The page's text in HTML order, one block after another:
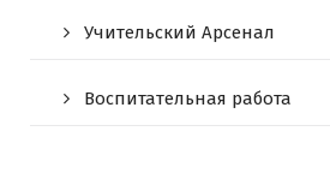
Учительский Арсенал
Воспитательная работа